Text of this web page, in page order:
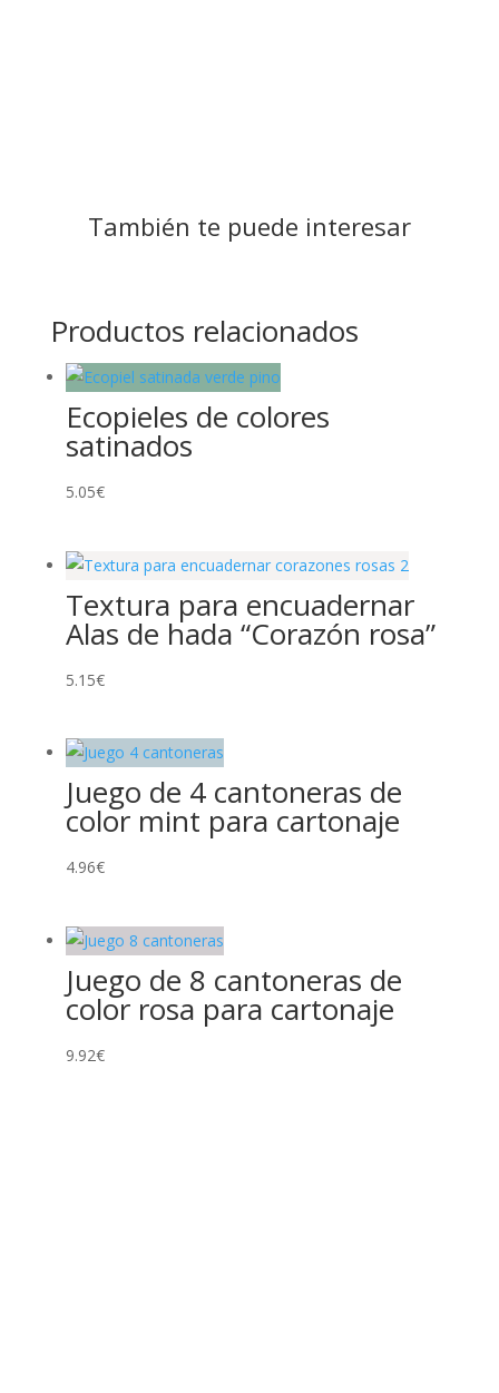
También te puede interesar
Productos relacionados
Ecopieles de colores
satinados
5.05€
Textura para encuadernar
Alas de hada “Corazón rosa”
5.15€
Juego de 4 cantoneras de
color mint para cartonaje
4.96€
Juego de 8 cantoneras de
color rosa para cartonaje
9.92€